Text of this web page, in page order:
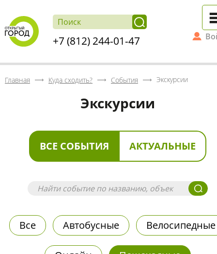
+7 (812) 244-01-47
Главная Куда сходить? События Экскурсии
Экскурсии
ВСЕ СОБЫТИЯ АКТУАЛЬНЫЕ
Все Автобусные Велосипедные